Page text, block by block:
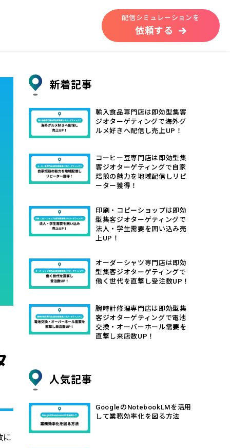
配信シミュレーションを
依頼する
に
新着記事
輸入食品専門店は即効型集客
ジオターゲティングで海外グ
ルメ好きへ配信し売上UP！
コーヒー豆専門店は即効型集
客ジオターゲティングで自家
焙煎の魅力を地域配信しリピ
ーター獲得！
印刷・コピーショップは即効
型集客ジオターゲティングで
法人・学生需要を囲い込み売
上UP！
オーダーシャツ専門店は即効
型集客ジオターゲティングで
働く世代を直撃し受注数UP！
腕時計修理専門店は即効型集
客ジオターゲティングで電池
交換・オーバーホール需要を
直撃し来店数UP！
人気記事
GoogleのNotebookLMを活用
して業務効率化を図る方法